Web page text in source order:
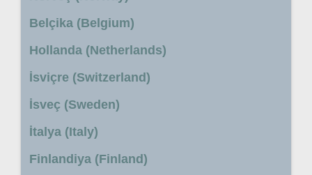
Belçika (Belgium)
Hollanda (Netherlands)
İsviçre (Switzerland)
İsveç (Sweden)
İtalya (Italy)
Finlandiya (Finland)